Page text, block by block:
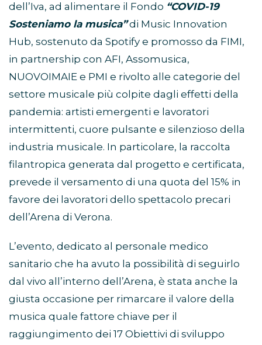
dell’Iva, ad alimentare il Fondo “COVID-19
Sosteniamo la musica”di Music Innovation
Hub, sostenuto da Spotify e promosso da FIMI,
in partnership con AFI, Assomusica,
NUOVOIMAIE e PMI e rivolto alle categorie del
settore musicale più colpite dagli effetti della
pandemia: artisti emergenti e lavoratori
intermittenti, cuore pulsante e silenzioso della
industria musicale. In particolare, la raccolta
filantropica generata dal progetto e certificata,
prevede il versamento di una quota del 15% in
favore dei lavoratori dello spettacolo precari
dell’Arena di Verona.
L’evento, dedicato al personale medico
sanitario che ha avuto la possibilità di seguirlo
dal vivo all’interno dell’Arena, è stata anche la
giusta occasione per rimarcare il valore della
musica quale fattore chiave per il
raggiungimento dei 17 Obiettivi di sviluppo